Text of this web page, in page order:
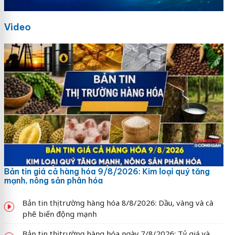
Video
Bản tin giá cả hàng hóa 9/8/2026: Kim loại quý tăng
mạnh, nông sản phân hóa
Bản tin thị trường hàng hóa 8/8/2026: Dầu, vàng và cà
phê biến động mạnh